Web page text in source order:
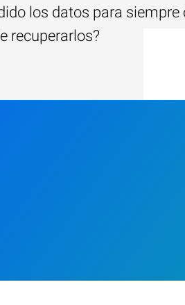
los datos para siempre
recuperarlos?